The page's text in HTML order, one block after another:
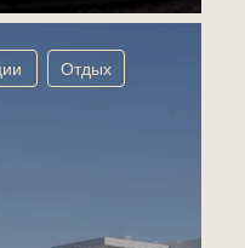
Отдых